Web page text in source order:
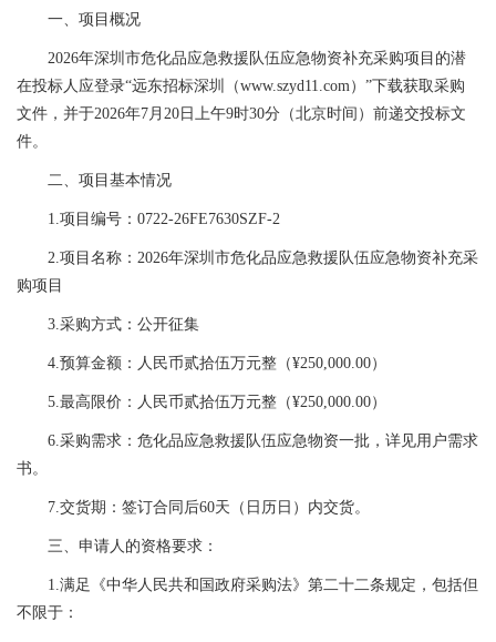
一、项目概况
2026年深圳市危化品应急救援队伍应急物资补充采购项目的潜
在投标人应登录“远东招标深圳（www.szyd11.com）”下载获取采购
文件，并于2026年7月20日上午9时30分（北京时间）前递交投标文
件。
二、项目基本情况
1.项目编号：0722-26FE7630SZF-2
2.项目名称：2026年深圳市危化品应急救援队伍应急物资补充采
购项目
3.采购方式：公开征集
4.预算金额：人民币贰拾伍万元整（¥250,000.00）
5.最高限价：人民币贰拾伍万元整（¥250,000.00）
6.采购需求：危化品应急救援队伍应急物资一批，详见用户需求
书。
7.交货期：签订合同后60天（日历日）内交货。
三、申请人的资格要求：
1.满足《中华人民共和国政府采购法》第二十二条规定，包括但
不限于：